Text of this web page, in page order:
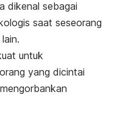
dikenal sebagai
saat seseorang
untuk
yang dicintai